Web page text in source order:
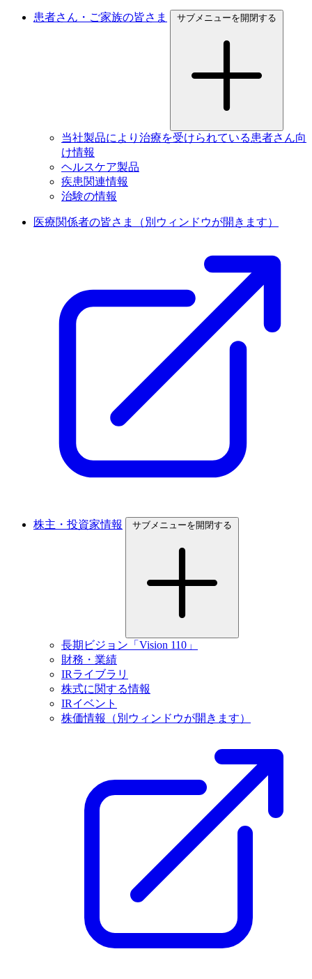
患者さん・ご家族の皆さま サブメニューを開閉する
当社製品により治療を受けられている患者さん向
け情報
ヘルスケア製品
疾患関連情報
治験の情報
医療関係者の皆さま （別ウィンドウが開きます）
株主・投資家情報 サブメニューを開閉する
長期ビジョン「Vision 110」
財務・業績
IRライブラリ
株式に関する情報
IRイベント
株価情報
（別ウィンドウが開きます）